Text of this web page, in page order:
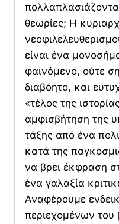
θεωρίες; Η
είναι ένα
φαινόμενο, ούτε
διαβόητο, και
«τέλος της
αμφισβήτηση της
τάξης από ένα
κατά της
να βρει έκφραση
ένα γαλαξία
Αναφέρουμε
περιεχομένων του